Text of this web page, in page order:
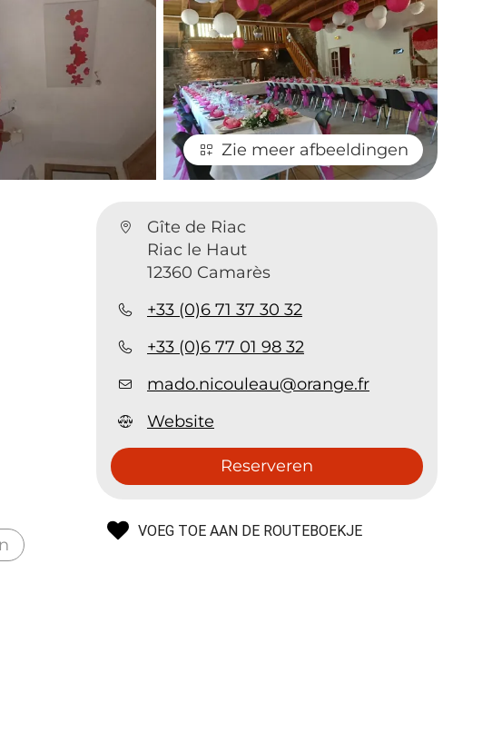
Zie meer afbeeldingen
Gîte de Riac
Riac le Haut
12360 Camarès
+33 (0)6 71 37 30 32
+33 (0)6 77 01 98 32
mado.nicouleau@orange.fr
Website
Reserveren
VOEG TOE AAN DE ROUTEBOEKJE